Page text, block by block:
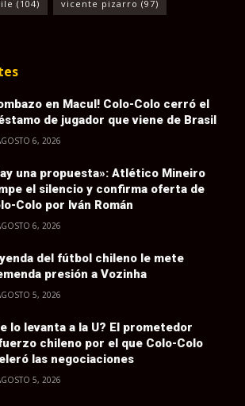
(104) vicente pizarro (97)
en Macul! Colo-Colo cerró el
de jugador que viene de Brasil
6, 2026
una propuesta»: Atlético Mineiro
el silencio y confirma oferta de
Colo por Iván Román
6, 2026
del fútbol chileno le mete
presión a Vozinha
5, 2026
lo levanta a la U? El prometedor
chileno por el que Colo-Colo
las negociaciones
5, 2026